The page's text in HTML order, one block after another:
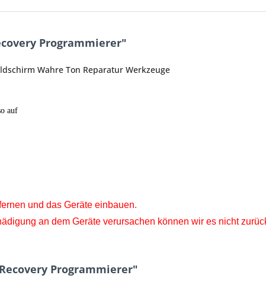
Programmierer"
Wahre Ton Reparatur Werkzeuge
auf
und das Geräte einbauen.
an dem Geräte verursachen können wir es nicht
Programmierer"